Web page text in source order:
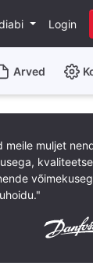
Login
Arved
meile muljet
kvaliteetse